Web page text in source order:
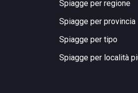
Spiagge per regione
Spiagge per provincia
Spiagge per tipo
Spiagge per località